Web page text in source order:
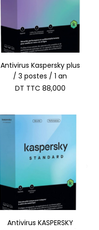
Antivirus Kaspersky plus
/ 3 postes / 1 an
DT TTC 88,000
Antivirus KASPERSKY